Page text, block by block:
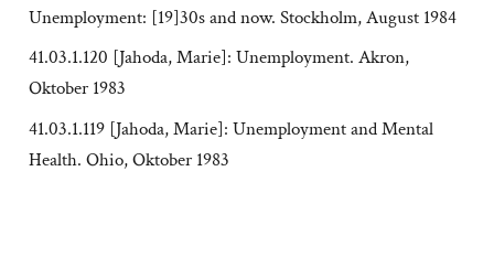
Unemployment: [19]30s and now. Stockholm, August 1984
41.03.1.120 [Jahoda, Marie]: Unemployment. Akron,
Oktober 1983
41.03.1.119 [Jahoda, Marie]: Unemployment and Mental
Health. Ohio, Oktober 1983